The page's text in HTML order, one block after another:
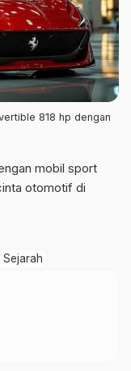
818 hp dengan
mobil sport
otomotif di
Sejarah